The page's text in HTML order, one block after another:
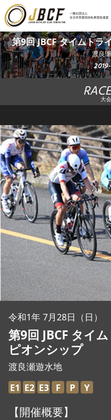
一般社団法人
全日本実業団自転車競技連盟
ニ
レー
ラン
チー
競技
加盟
エン
JBCF
第9回 JBCF タイムトラ
渡良
大
令和1年 7月28日（日）
第9回 JBCF タイ
ピオンシップ
渡良瀬遊水地
E1 E2 E3 F P Y
【開催概要】